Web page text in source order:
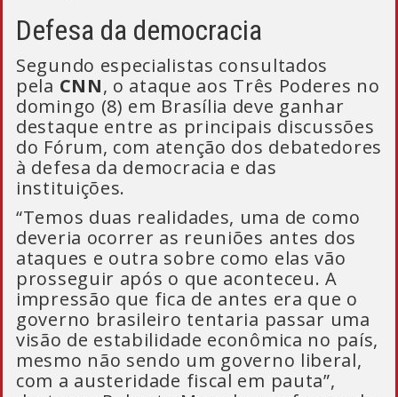
Defesa da democracia
Segundo especialistas consultados
pela CNN, o ataque aos Três Poderes no
domingo (8) em Brasília deve ganhar
destaque entre as principais discussões
do Fórum, com atenção dos debatedores
à defesa da democracia e das
instituições.
“Temos duas realidades, uma de como
deveria ocorrer as reuniões antes dos
ataques e outra sobre como elas vão
prosseguir após o que aconteceu. A
impressão que fica de antes era que o
governo brasileiro tentaria passar uma
visão de estabilidade econômica no país,
mesmo não sendo um governo liberal,
com a austeridade fiscal em pauta”,